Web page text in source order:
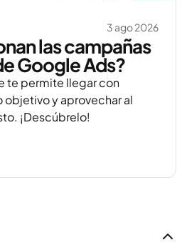
3 ago 2026
las campañas
Google Ads?
te permite llegar con
y aprovechar al
¡Descúbrelo!